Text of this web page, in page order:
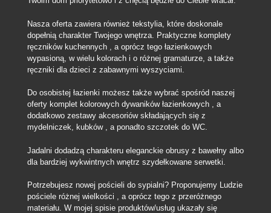
Nasza oferta zawiera również tekstylia, które doskonale
dopełnią charakter Twojego wnętrza. Praktyczne komplety
ręczników kuchennych , a oprócz tego łazienkowych
wypasioną, w wielu kolorach i o różnej gramaturze, a także
ręczniki dla dzieci z zabawnymi wyszyciami.
Do osobistej łazienki możesz także wybrać spośród naszej
oferty komplet kolorowych dywaników łazienkowych , a
dodatkowo zestawy akcesoriów składających się z
mydelniczek, kubków , a ponadto szczotek do WC.
Jadalni dodadzą charakteru eleganckie obrusy z bawełny albo
dla bardziej wykwintnych wnętrz szydełkowane serwetki.
Potrzebujesz nowej pościeli do sypialni? Proponujemy Ludzie
pościele różnej wielkości , a oprócz tego z przeróżnego
materiału. W mojej spisie produktów/usług ukazały się